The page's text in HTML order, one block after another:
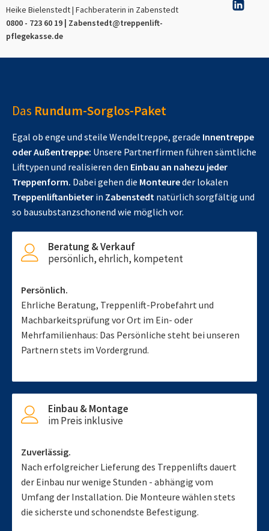
Heike Bielenstedt | Fachberaterin in Zabenstedt
0800 - 723 60 19 | Zabenstedt@treppenlift-
pflegekasse.de
Das Rundum-Sorglos-Paket
Egal ob enge und steile Wendeltreppe, gerade Innentreppe
oder Außentreppe: Unsere Partnerfirmen führen sämtliche
Lifttypen und realisieren den Einbau an nahezu jeder
Treppenform. Dabei gehen die Monteureder lokalen
Treppenliftanbieter in Zabenstedt natürlich sorgfältig und
so bausubstanzschonend wie möglich vor.
Beratung & Verkauf
persönlich, ehrlich, kompetent
Persönlich.
Ehrliche Beratung, Treppenlift-Probefahrt und
Machbarkeitsprüfung vor Ort im Ein- oder
Mehrfamilienhaus: Das Persönliche steht bei unseren
Partnern stets im Vordergrund.
Einbau & Montage
im Preis inklusive
Zuverlässig.
Nach erfolgreicher Lieferung des Treppenlifts dauert
der Einbau nur wenige Stunden - abhängig vom
Umfang der Installation. Die Monteure wählen stets
die sicherste und schonendste Befestigung.